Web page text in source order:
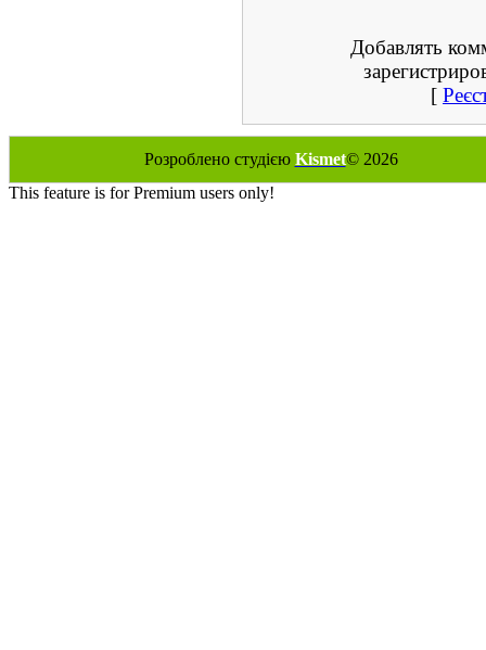
Добавлять
[
Розроблено студією Kismet© 2026
This feature is for Premium users only!